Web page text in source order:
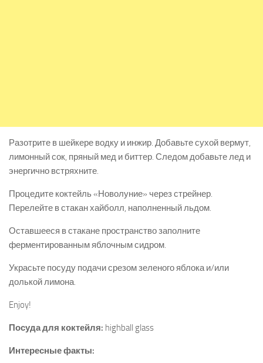
Разотрите в шейкере водку и инжир. Добавьте сухой вермут,
лимонный сок, пряный мед и биттер. Следом добавьте лед и
энергично встряхните.
Процедите коктейль «Новолуние» через стрейнер.
Перелейте в стакан хайболл, наполненный льдом.
Оставшееся в стакане пространство заполните
ферментированным яблочным сидром.
Украсьте посуду подачи срезом зеленого яблока и/или
долькой лимона.
Enjoy!
Посуда для коктейля: highball glass
Интересные факты: